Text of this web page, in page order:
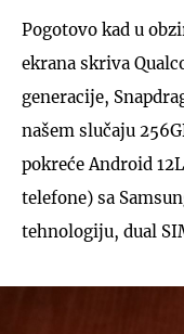
Pogotovo kad u
ekrana skriva
generacije,
našem slučaju
pokreće Android
telefone) sa
tehnologiju, dual